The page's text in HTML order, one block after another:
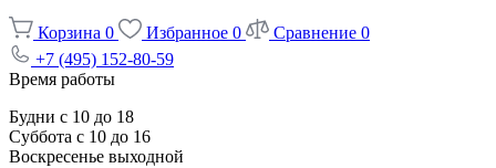
Корзина 0 Избранное 0 Сравнение 0
+7 (495) 152-80-59
Время работы
Будни с 10 до 18
Суббота с 10 до 16
Воскресенье выходной